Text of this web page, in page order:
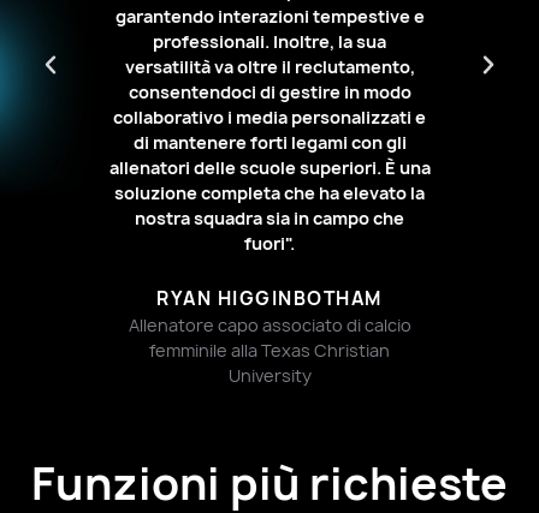
esigenze specifiche.
Usa i nostri gruppi
personalizzati, i
campi personalizzati
e il robusto motore
di regole per
automatizzare il tuo
reclutamento.
Condividi
facilmente le
Elimina le scartoffie e
fornisci ai principali
garantendo interazioni tempestive e
professionali. Inoltre, la sua
versatilità va oltre il reclutamento,
consentendoci di gestire in modo
collaborativo i media personalizzati e
di mantenere forti legami con gli
allenatori delle scuole superiori. È una
soluzione completa che ha elevato la
nostra squadra sia in campo che
fuori".
RYAN HIGGINBOTHAM
Allenatore capo associato di calcio
femminile alla Texas Christian
University
Funzioni più richieste